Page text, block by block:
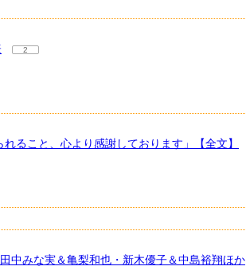
2
ること、心より感謝しております」【全文】
中みな実＆亀梨和也・新木優子＆中島裕翔ほか